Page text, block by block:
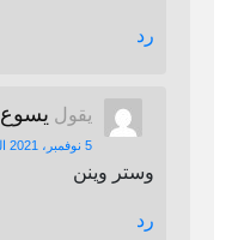
رد
يقول يسوع
5 نوفمبر، 2021 الساعة 10:21 م
وستر وينن
رد